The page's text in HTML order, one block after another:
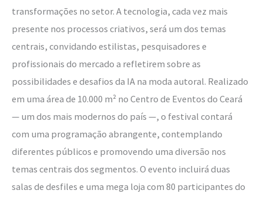
transformações no setor. A tecnologia, cada vez mais
presente nos processos criativos, será um dos temas
centrais, convidando estilistas, pesquisadores e
profissionais do mercado a refletirem sobre as
possibilidades e desafios da IA na moda autoral. Realizado
em uma área de 10.000 m² no Centro de Eventos do Ceará
— um dos mais modernos do país —, o festival contará
com uma programação abrangente, contemplando
diferentes públicos e promovendo uma diversão nos
temas centrais dos segmentos. O evento incluirá duas
salas de desfiles e uma mega loja com 80 participantes do